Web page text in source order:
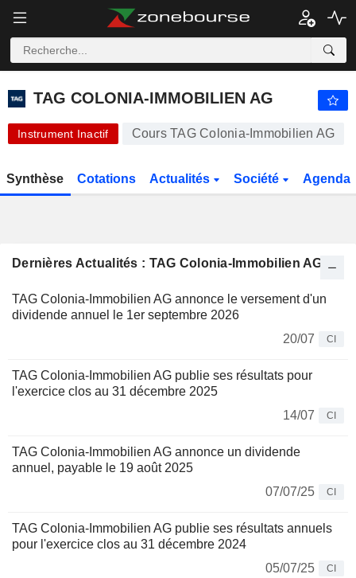
TAG COLONIA-IMMOBILIEN AG 8,700 € -
TAG COLONIA-IMMOBILIEN AG
Instrument Inactif Cours TAG Colonia-Immobilien AG
Synthèse Cotations Actualités Société Agenda
Dernières Actualités : TAG Colonia-Immobilien AG
TAG Colonia-Immobilien AG annonce le versement d'un
dividende annuel le 1er septembre 2026
20/07
CI
TAG Colonia-Immobilien AG publie ses résultats pour
l'exercice clos au 31 décembre 2025
14/07
CI
TAG Colonia-Immobilien AG annonce un dividende
annuel, payable le 19 août 2025
07/07/25
CI
TAG Colonia-Immobilien AG publie ses résultats annuels
pour l'exercice clos au 31 décembre 2024
05/07/25
CI